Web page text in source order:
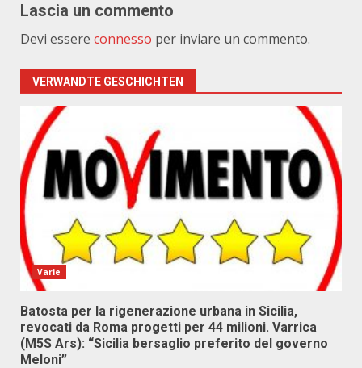
Lascia un commento
Devi essere connesso per inviare un commento.
VERWANDTE GESCHICHTEN
Varie
Batosta per la rigenerazione urbana in Sicilia,
revocati da Roma progetti per 44 milioni. Varrica
(M5S Ars): “Sicilia bersaglio preferito del governo
Meloni”